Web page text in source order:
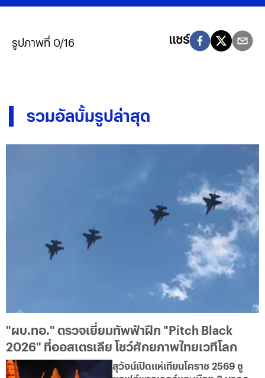
รูปภาพที่ 0/16 แชร์
รวมอัลบั้มรูปล่าสุด
"ผบ.ทอ." ตรวจเยี่ยมทัพฟ้าฝึก "Pitch Black
2026" ที่ออสเตรเลีย โชว์ศักยภาพไทยเวทีโลก
สุวัจน์เปิดแห่เทียนโคราช 2569 ชู